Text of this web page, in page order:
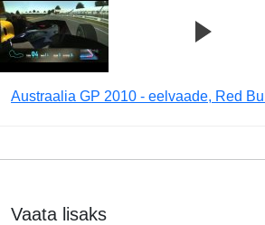
Austraalia GP 2010 - eelvaade, Red Bull
Vaata lisaks